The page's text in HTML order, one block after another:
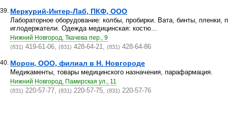
39. Меркурий-Интер-Лаб, ПКФ, ООО
Лабораторное оборудование: колбы, пробирки. Вата, бинты, пленки,
иглодержатели. Одежда медицинская: костю...
Нижний Новгород, Ткачева пер., 9
(831) 419-61-06, (831) 428-64-21, (831) 428-64-86
40. Морон, ООО, филиал в Н. Новгороде
Медикаменты, товары медицинского назначения, парафармация.
Нижний Новгород, Памирская ул., 11
(831) 220-57-77, (831) 220-57-75, (831) 220-57-76